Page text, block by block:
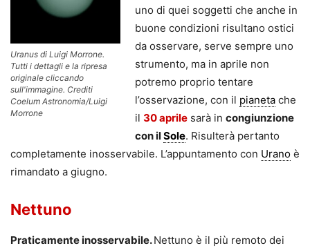
Uranus di Luigi Morrone.
Tutti i dettagli e la ripresa
originale cliccando
sull'immagine. Crediti
Coelum Astronomia/Luigi
Morrone
uno di quei soggetti che anche in
buone condizioni risultano ostici
da osservare, serve sempre uno
strumento, ma in aprile non
potremo proprio tentare
l’osservazione, con il pianeta che
il 30 aprile sarà in congiunzione
con ilSole. Risulterà pertanto
completamente inosservabile. L’appuntamento con Urano è
rimandato a giugno.
Nettuno
Praticamente inosservabile.Nettuno è il più remoto dei